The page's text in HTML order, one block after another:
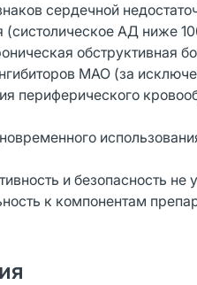
сердечной
(систолическое АД ниже
обструктивная
МАО (за
периферического
и безопасность не
к компонентам